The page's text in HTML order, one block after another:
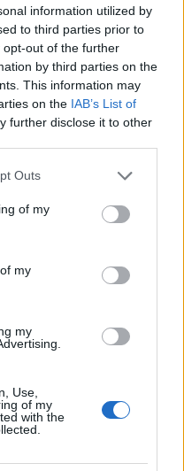
information utilized by
to third parties prior to
out of the further
by third parties on the
This information may
on the IAB’s List of
further disclose it to other
Outs
of my
my
my
Use,
of my
with the
di euro: un'offerta
fatto in casa Inter
dunque una
differente e